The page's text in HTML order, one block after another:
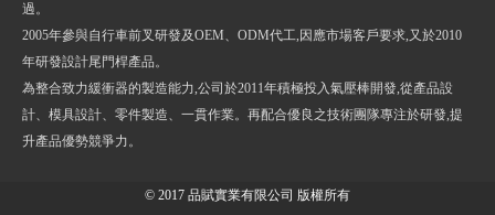
過。
2005年參與自行車前叉研發及OEM、ODM代工,因應市場客戶要求,又於2010
年研發設計尾門桿產品。
為整合致力緩衝器的製造能力,公司於2011年積極投入氣壓棒開發,從產品設
計、模具設計、零件製造、一貫作業。再配合優良之技術團隊專注於研發,提
升產品優勢競爭力。
© 2017 品賦實業有限公司 版權所有